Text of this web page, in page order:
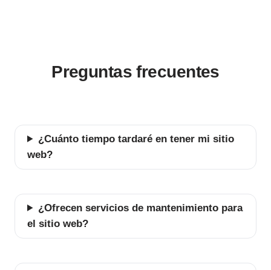
Preguntas frecuentes
¿Cuánto tiempo tardaré en tener mi sitio
web?
¿Ofrecen servicios de mantenimiento para
el sitio web?